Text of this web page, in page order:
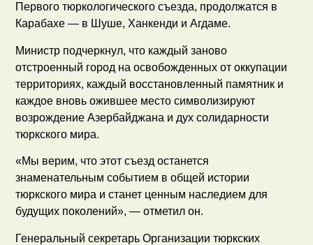
Первого тюркологического съезда, продолжатся в
Карабахе — в Шуше, Ханкенди и Агдаме.
Министр подчеркнул, что каждый заново
отстроенный город на освобожденных от оккупации
территориях, каждый восстановленный памятник и
каждое вновь ожившее место символизируют
возрождение Азербайджана и дух солидарности
тюркского мира.
«Мы верим, что этот съезд останется
знаменательным событием в общей истории
тюркского мира и станет ценным наследием для
будущих поколений», — отметил он.
Генеральный секретарь Организации тюркских